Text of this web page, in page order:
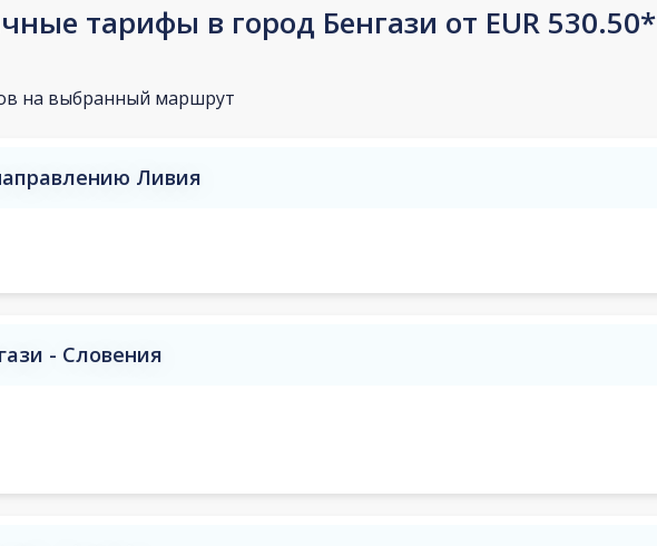
тарифы в город Бенгази от EUR 530.50*
на выбранный маршрут
Ливия
- Словения